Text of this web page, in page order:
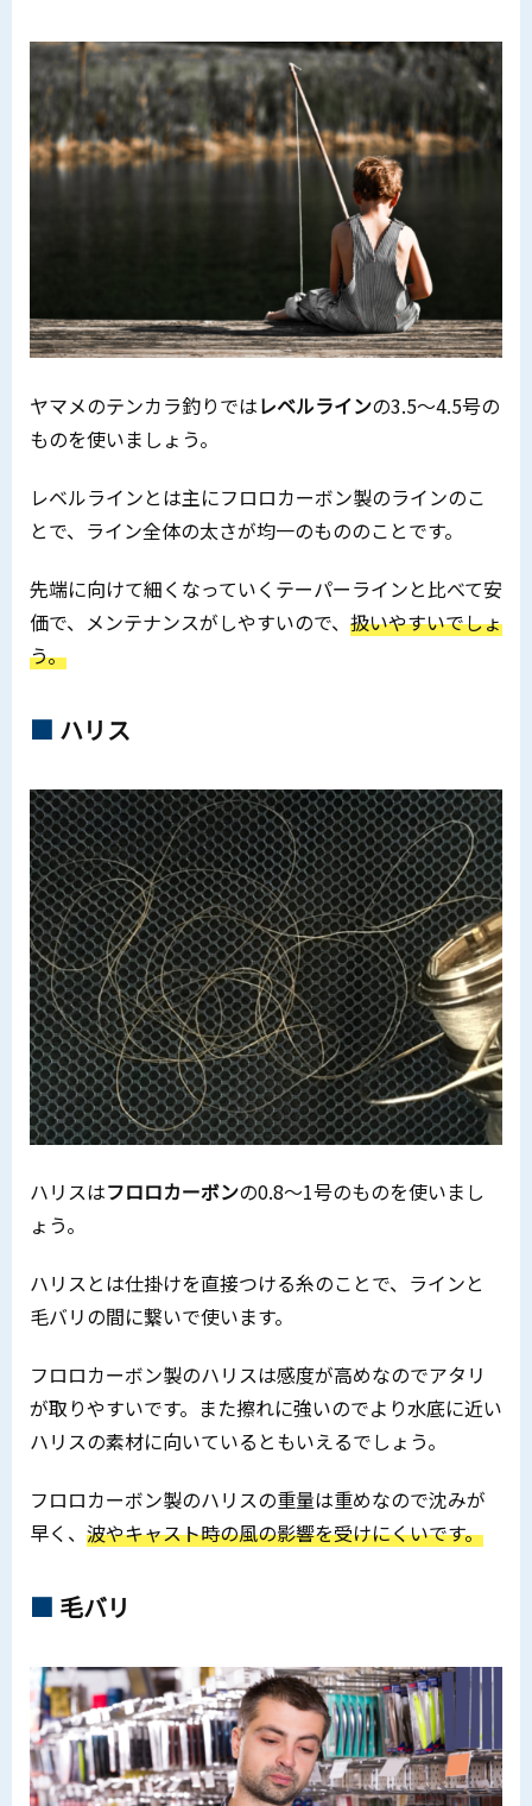
ヤマメのテンカラ釣りではレベルラインの3.5～4.5号の
ものを使いましょう。
レベルラインとは主にフロロカーボン製のラインのこ
とで、ライン全体の太さが均一のもののことです。
先端に向けて細くなっていくテーパーラインと比べて安
価で、メンテナンスがしやすいので、 扱いやすいでしょ
う。
ハリス
ハリスはフロロカーボンの0.8～1号のものを使いまし
ょう。
ハリスとは仕掛けを直接つける糸のことで、ラインと
毛バリの間に繋いで使います。
フロロカーボン製のハリスは感度が高めなのでアタリ
が取りやすいです。また擦れに強いのでより水底に近い
ハリスの素材に向いているともいえるでしょう。
フロロカーボン製のハリスの重量は重めなので沈みが
早く、 波やキャスト時の風の影響を受けにくいです。
毛バリ